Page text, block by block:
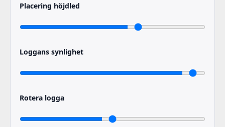
Placering höjdled
Loggans synlighet
Rotera logga